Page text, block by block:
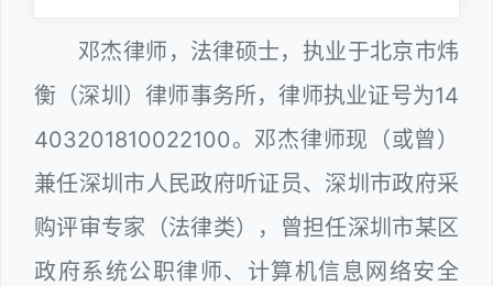
邓杰律师，法律硕士，执业于北京市炜
衡（深圳）律师事务所，律师执业证号为14
403201810022100。邓杰律师现（或曾）
兼任深圳市人民政府听证员、深圳市政府采
购评审专家（法律类），曾担任深圳市某区
政府系统公职律师、计算机信息网络安全